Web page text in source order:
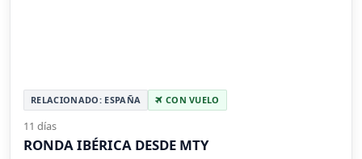
RELACIONADO: ESPAÑA CON VUELO
11 días
RONDA IBÉRICA DESDE MTY